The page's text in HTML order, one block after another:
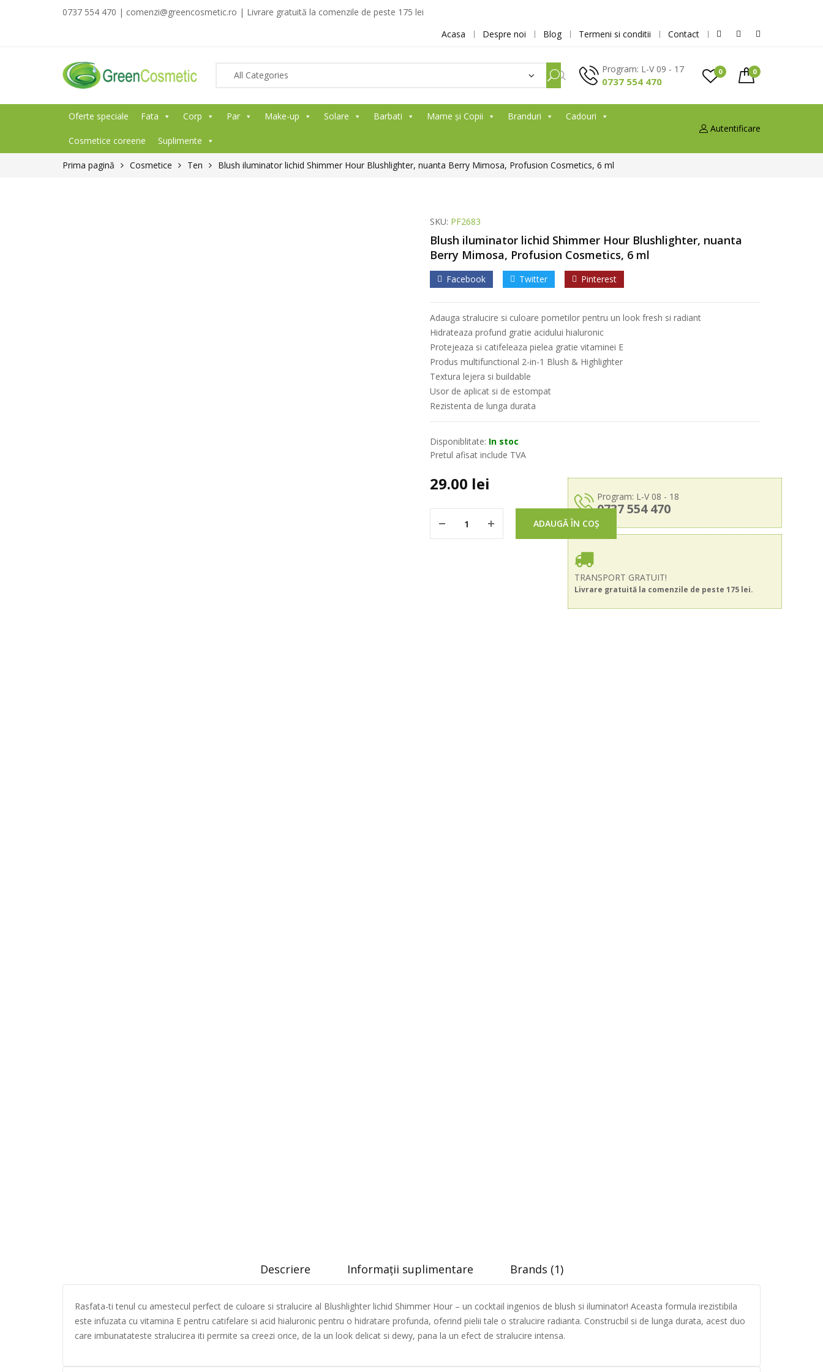
0737 554 470 | comenzi@greencosmetic.ro | Livrare gratuită la comenzile de peste 175 lei
Acasa
Despre noi Blog Termeni si conditii Contact
Program: L-V 09 - 17
0737 554 470
0 0
Oferte speciale Fata Corp Par Make-up Solare Barbati Mame și Copii Branduri Cadouri
Cosmetice coreene Suplimente
Autentificare
Prima pagină Cosmetice Ten Blush iluminator lichid Shimmer Hour Blushlighter, nuanta Berry Mimosa, Profusion Cosmetics, 6 ml
SKU: PF2683
Blush iluminator lichid Shimmer Hour Blushlighter, nuanta
Berry Mimosa, Profusion Cosmetics, 6 ml
Facebook Twitter Pinterest
Adauga stralucire si culoare pometilor pentru un look fresh si radiant
Hidrateaza profund gratie acidului hialuronic
Protejeaza si catifeleaza pielea gratie vitaminei E
Produs multifunctional 2-in-1 Blush & Highlighter
Textura lejera si buildable
Usor de aplicat si de estompat
Rezistenta de lunga durata
Disponiblitate: In stoc
Pretul afisat include TVA
Program: L-V 08 - 18
0737 554 470
TRANSPORT GRATUIT!
Livrare gratuită la comenzile de peste 175 lei.
29.00 lei
ADAUGĂ ÎN COȘ
Descriere Informații suplimentare Brands (1)
Rasfata-ti tenul cu amestecul perfect de culoare si stralucire al Blushlighter lichid Shimmer Hour – un cocktail ingenios de blush si iluminator! Aceasta formula irezistibila
este infuzata cu vitamina E pentru catifelare si acid hialuronic pentru o hidratare profunda, oferind pielii tale o stralucire radianta. Construcbil si de lunga durata, acest duo
care imbunatateste stralucirea iti permite sa creezi orice, de la un look delicat si dewy, pana la un efect de stralucire intensa.